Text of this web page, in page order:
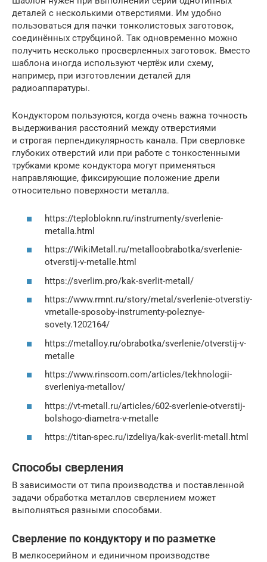
деталей с несколькими отверстиями. Им удобно
пользоваться для пачки тонколистовых заготовок,
соединённых струбциной. Так одновременно можно
получить несколько просверленных заготовок. Вместо
шаблона иногда используют чертёж или схему,
например, при изготовлении деталей для
радиоаппаратуры.
Кондуктором пользуются, когда очень важна точность
выдерживания расстояний между отверстиями
и строгая перпендикулярность канала. При сверловке
глубоких отверстий или при работе с тонкостенными
трубками кроме кондуктора могут применяться
направляющие, фиксирующие положение дрели
относительно поверхности металла.
https://teplobloknn.ru/instrumenty/sverlenie-
metalla.html
https://WikiMetall.ru/metalloobrabotka/sverlenie-
otverstij-v-metalle.html
https://sverlim.pro/kak-sverlit-metall/
https://www.rmnt.ru/story/metal/sverlenie-otverstiy-
vmetalle-sposoby-instrumenty-poleznye-
sovety.1202164/
https://metalloy.ru/obrabotka/sverlenie/otverstij-v-
metalle
https://www.rinscom.com/articles/tekhnologii-
sverleniya-metallov/
https://vt-metall.ru/articles/602-sverlenie-otverstij-
bolshogo-diametra-v-metalle
https://titan-spec.ru/izdeliya/kak-sverlit-metall.html
Способы сверления
В зависимости от типа производства и поставленной
задачи обработка металлов сверлением может
выполняться разными способами.
Сверление по кондуктору и по разметке
В мелкосерийном и единичном производстве